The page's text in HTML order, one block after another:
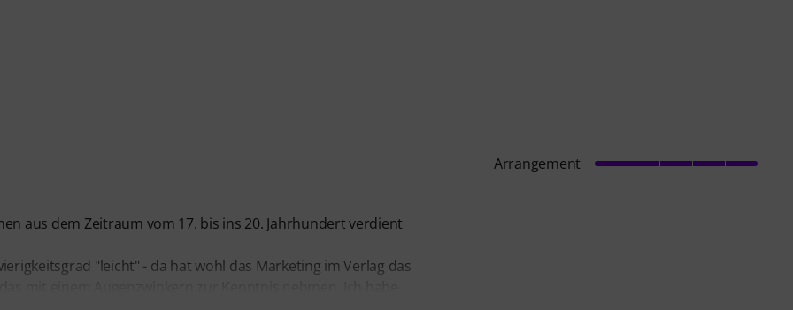
aus dem Zeitraum vom 17. bis ins 20. Jahrhundert verdient
"leicht" - da hat wohl das Marketing im Verlag das
Arrangement